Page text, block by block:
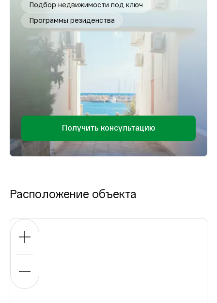
Подбор недвижимости под ключ
Программы резиденства
Получить консультацию
Расположение объекта